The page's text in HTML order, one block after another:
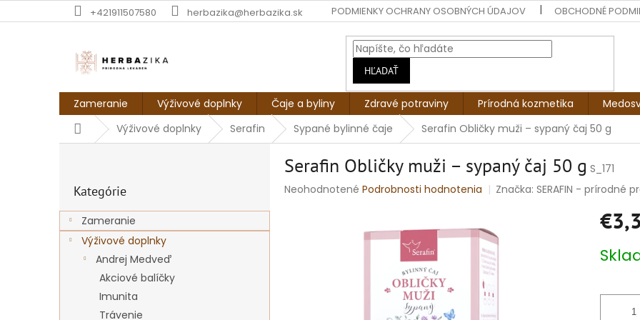
na
+421911507580 herbazika@herbazika.sk PODMIENKY OCHRANY OSOBNÝCH ÚDAJOV OBCHODNÉ
HĽADAŤ
Zameranie Výživové doplnky Čaje a byliny Zdravé potraviny Prírodná kozmetika
DomovVýživové doplnky Serafin Sypané bylinné čaje Serafin Obličky muži – sypaný čaj 50 g
ý
p
kategórie
Kategórie
Zameranie
Výživové doplnky
Andrej Medveď
Akciové balíčky
Imunita
Trávenie
Serafin Obličky muži – sypaný čaj 50 g S_171
Priemerné
Neohodnotené Podrobnosti hodnotenia Značka:SERAFIN - prírodné
cena: